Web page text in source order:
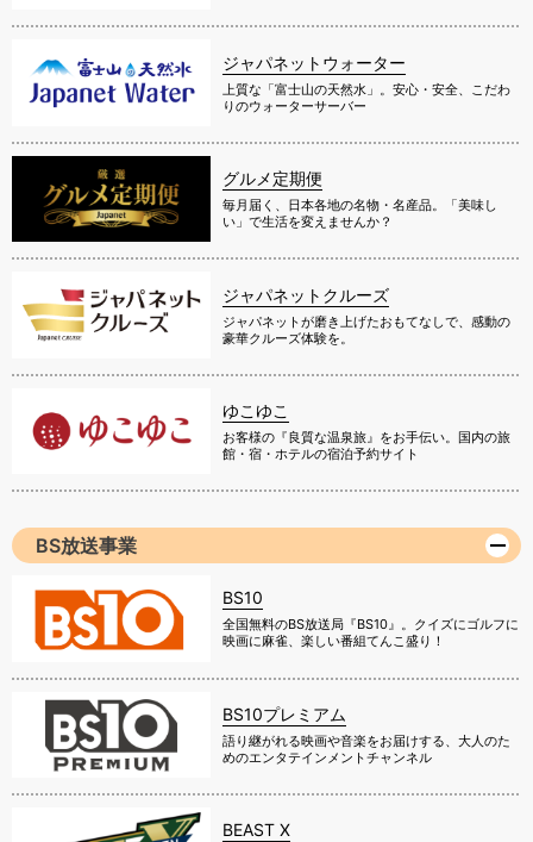
ジャパネットウォーター
上質な「富士山の天然水」。安心・安全、こだわ
りのウォーターサーバー
グルメ定期便
毎月届く、日本各地の名物・名産品。「美味し
い」で生活を変えませんか？
ジャパネットクルーズ
ジャパネットが磨き上げたおもてなしで、感動の
豪華クルーズ体験を。
ゆこゆこ
お客様の『良質な温泉旅』をお手伝い。国内の旅
館・宿・ホテルの宿泊予約サイト
BS放送事業
BS10
全国無料のBS放送局『BS10』。クイズにゴルフに
映画に麻雀、楽しい番組てんこ盛り！
BS10プレミアム
語り継がれる映画や音楽をお届けする、大人のた
めのエンタテインメントチャンネル
BEAST X